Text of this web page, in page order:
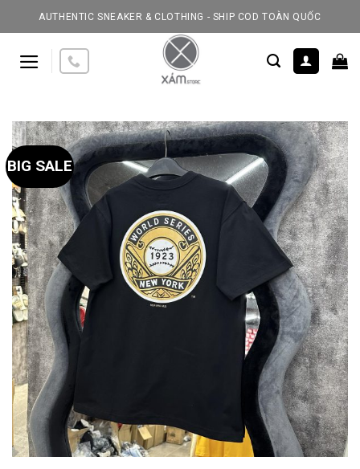
to
AUTHENTIC SNEAKER & CLOTHING - SHIP COD TOÀN QUỐC
BIG SALE